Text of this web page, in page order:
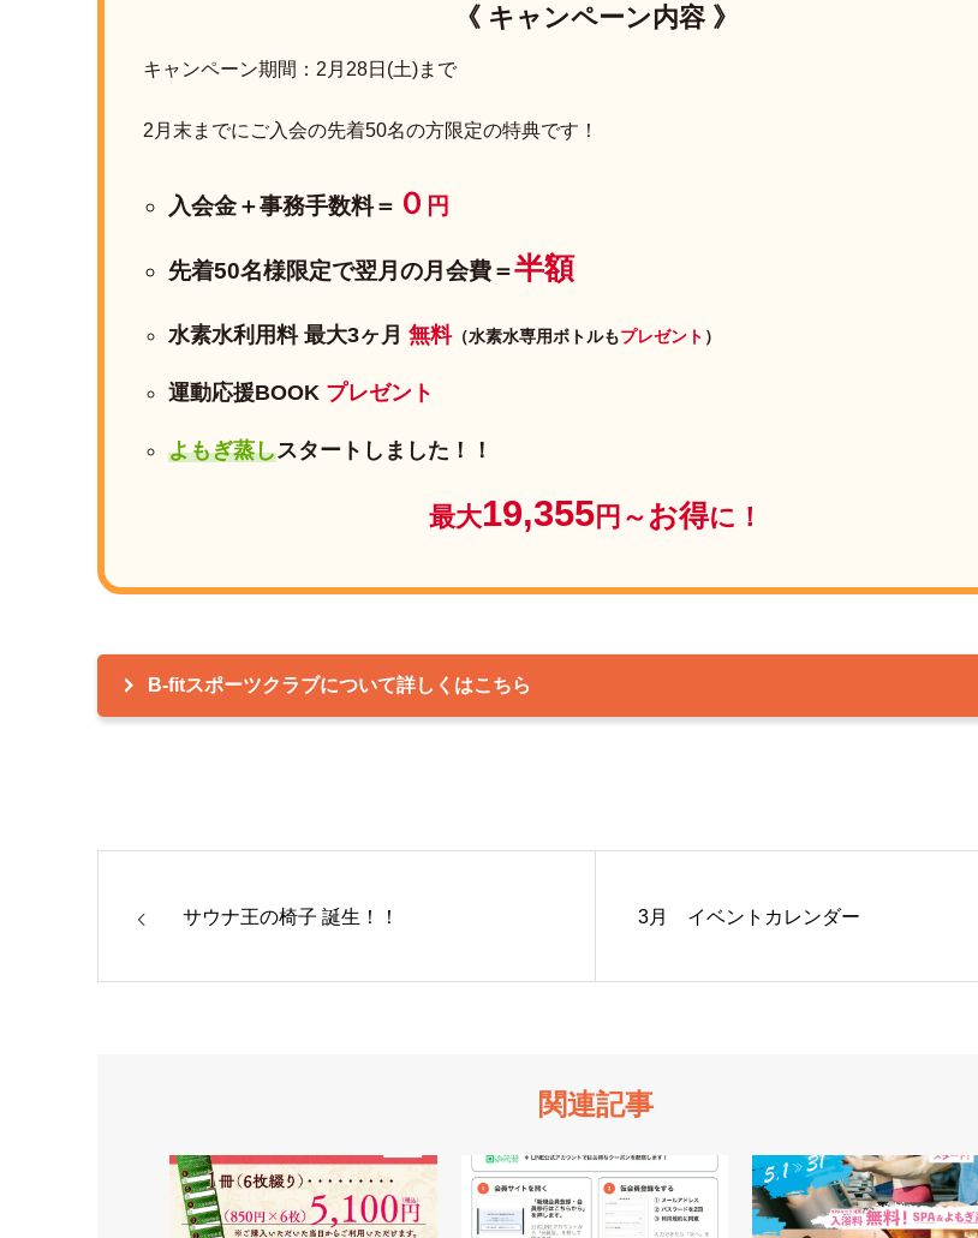
《 キャンペーン内容 》
キャンペーン期間：2月28日(土)まで
2月末までにご入会の先着50名の方限定の特典です！
入会金＋事務手数料＝ ０ 円
先着50名様限定で翌月の月会費＝半額
水素水利用料 最大3ヶ月 無料（水素水専用ボトルもプレゼント ）
運動応援BOOK プレゼント
よもぎ蒸しスタートしました！！
最大19,355円～ お得に！
B-fitスポーツクラブについて詳しくはこちら
サウナ王の椅子 誕生！！ 3月 イベントカレンダー
関連記事